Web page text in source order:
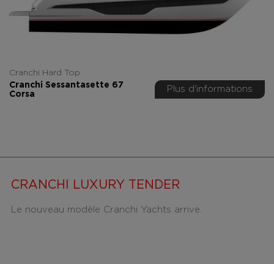
Cranchi Hard Top
Cranchi Sessantasette 67
Corsa
Plus d'informations
CRANCHI LUXURY TENDER
Le nouveau modèle Cranchi Yachts arrive.